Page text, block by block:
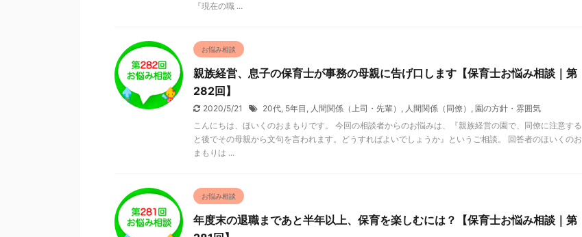
『現在の職 ...
お悩み相談
親族経営、息子の保育士が事務の母親に告げ口します【保育士お悩み相談｜第
282回】
2020/5/21 20代, 5年目 , 人間関係（上司・先輩） , 人間関係（同僚） , 園の方針・雰囲気
こんにちは、ほいくのおまもりです。 今回の相談者からのお悩みは、『親族経営の園で、同僚に注意する
と後でその母親から文句を言われます。どうすればよいでしょうか』というご相談。 回答者のほいくのお
まもりは ...
お悩み相談
年度末の退職まであと半年以上、保育を楽しむには？【保育士お悩み相談｜第